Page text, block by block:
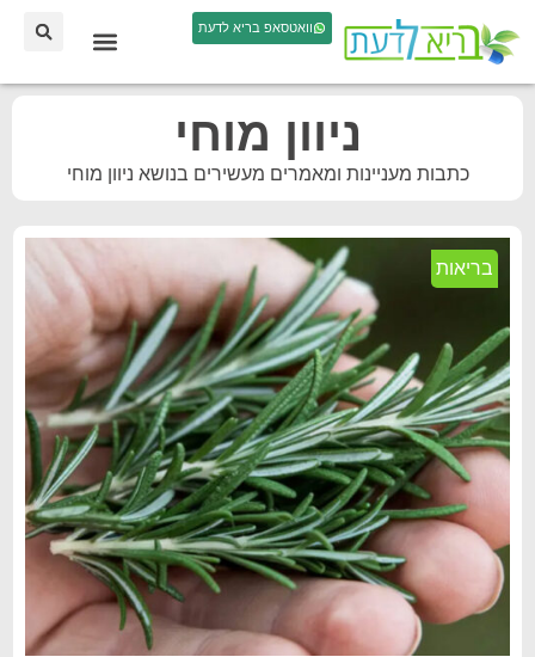
וואטסאפ בריא לדעת
ניוון מוחי
כתבות מעניינות ומאמרים מעשירים בנושא ניוון מוחי
בריאות